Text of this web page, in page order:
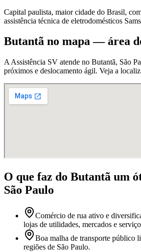
Capital paulista, maior cidade do Brasil,
assistência técnica de eletrodomésticos
Butantã no mapa — área
A Assistência SV atende no Butantã, São
próximos e deslocamento ágil. Veja a
O que faz do Butantã um
São Paulo
Comércio de rua ativo e
lojas de utilidades, mercados e
Boa malha de transporte público
regiões de São Paulo.